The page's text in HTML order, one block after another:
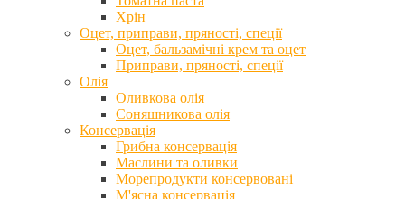
Хрін
Оцет, приправи, пряності, спеції
Оцет, бальзамічні крем та оцет
Приправи, пряності, спеції
Олія
Оливкова олія
Соняшникова олія
Консервація
Грибна консервація
Маслини та оливки
Морепродукти консервовані
М'ясна консервація